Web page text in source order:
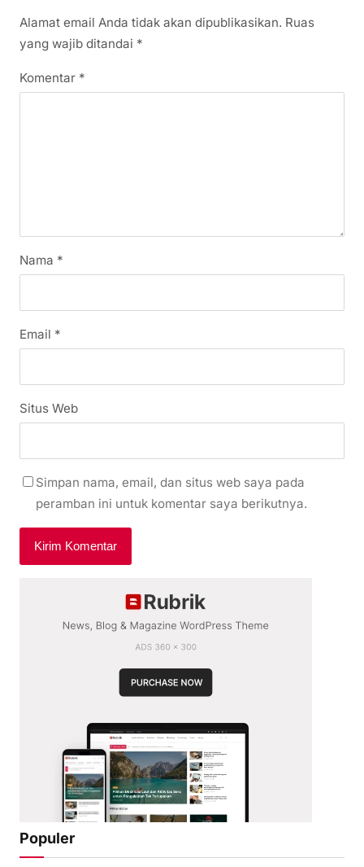
Alamat email Anda tidak akan dipublikasikan. Ruas
yang wajib ditandai *
Komentar *
Nama *
Email *
Situs Web
Simpan nama, email, dan situs web saya pada
peramban ini untuk komentar saya berikutnya.
Populer